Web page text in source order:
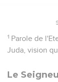
1 Parole de
Juda, vision
Le